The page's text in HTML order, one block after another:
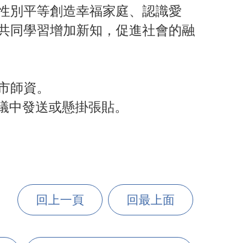
別平等創造幸福家庭、認識愛
同學習增加新知，促進社會的融
資。
發送或懸掛張貼。
回上一頁 回最上面